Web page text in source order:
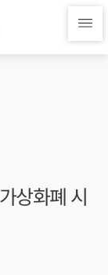
상화폐 시